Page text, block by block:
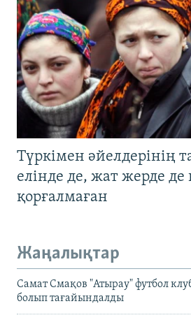
Түркімен әйелдерінің
елінде де, жат жерде
қорғалмаған
Жаңалықтар
Самат Смақов "Атырау" футбол
болып тағайындалды